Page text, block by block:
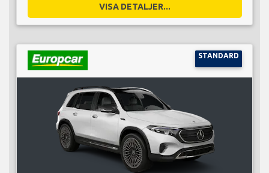
VISA DETALJER...
STANDARD